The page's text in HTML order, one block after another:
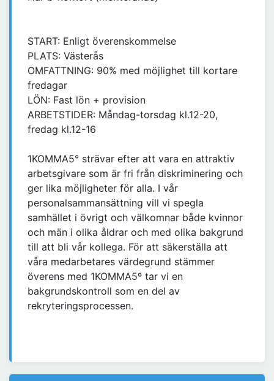
START: Enligt överenskommelse
PLATS: Västerås
OMFATTNING: 90% med möjlighet till kortare
fredagar
LÖN: Fast lön + provision
ARBETSTIDER: Måndag-torsdag kl.12-20,
fredag kl.12-16
1KOMMA5° strävar efter att vara en attraktiv
arbetsgivare som är fri från diskriminering och
ger lika möjligheter för alla. I vår
personalsammansättning vill vi spegla
samhället i övrigt och välkomnar både kvinnor
och män i olika åldrar och med olika bakgrund
till att bli vår kollega. För att säkerställa att
våra medarbetares värdegrund stämmer
överens med 1KOMMA5º tar vi en
bakgrundskontroll som en del av
rekryteringsprocessen.